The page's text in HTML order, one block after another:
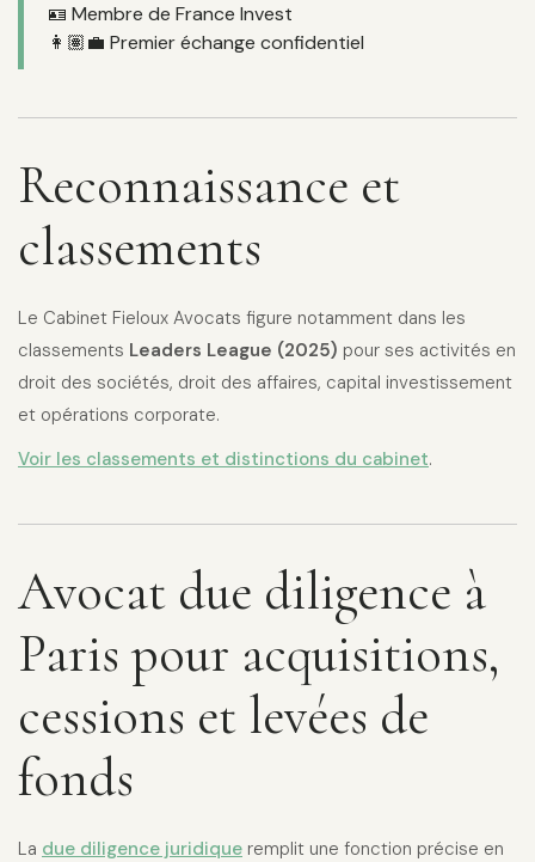
🪪 Membre de France Invest
👩🏽‍💼 Premier échange confidentiel
Reconnaissance et
classements
Le Cabinet Fieloux Avocats figure notamment dans les
classements Leaders League (2025) pour ses activités en
droit des sociétés, droit des affaires, capital investissement
et opérations corporate.
Voir les classements et distinctions du cabinet.
Avocat due diligence à
Paris pour acquisitions,
cessions et levées de
fonds
La due diligence juridique remplit une fonction précise en